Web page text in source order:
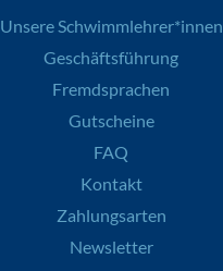
Unsere Schwimmlehrer*innen
Geschäftsführung
Fremdsprachen
Gutscheine
FAQ
Kontakt
Zahlungsarten
Newsletter